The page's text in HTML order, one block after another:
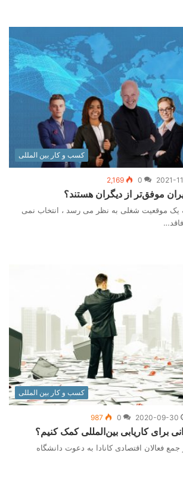
کسب و کار بین المللی
2021-
0
2,169
موفق‌تر از دیگران هستند؟
موقعیت شغلی به نظر می رسد ، انتخاب نمی
کسب و کار بین المللی
2020-09-30
0
987
برای کاریابی بین‌المللی کمک کنیم؟
فعالان اقتصادی کانادا به دعوت دانشگاه